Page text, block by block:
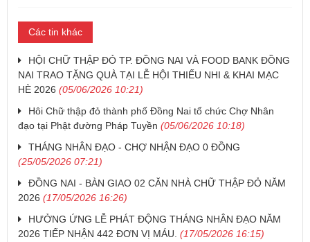
Các tin khác
HỘI CHỮ THẬP ĐỎ TP. ĐỒNG NAI VÀ FOOD BANK ĐỒNG
NAI TRAO TẶNG QUÀ TẠI LỄ HỘI THIẾU NHI & KHAI MẠC
HÈ 2026 (05/06/2026 10:21)
Hôi Chữ thập đỏ thành phố Đồng Nai tổ chức Chợ Nhân
đạo tại Phật đường Pháp Tuyền (05/06/2026 10:18)
THÁNG NHÂN ĐẠO - CHỢ NHẬN ĐẠO 0 ĐỒNG
(25/05/2026 07:21)
ĐỒNG NAI - BÀN GIAO 02 CĂN NHÀ CHỮ THẬP ĐỎ NĂM
2026 (17/05/2026 16:26)
HƯỞNG ỨNG LỄ PHÁT ĐỘNG THÁNG NHÂN ĐẠO NĂM
2026 TIẾP NHẬN 442 ĐƠN VỊ MÁU. (17/05/2026 16:15)